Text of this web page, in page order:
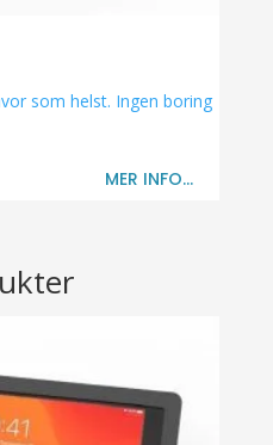
som helst. Ingen boring
MER INFO...